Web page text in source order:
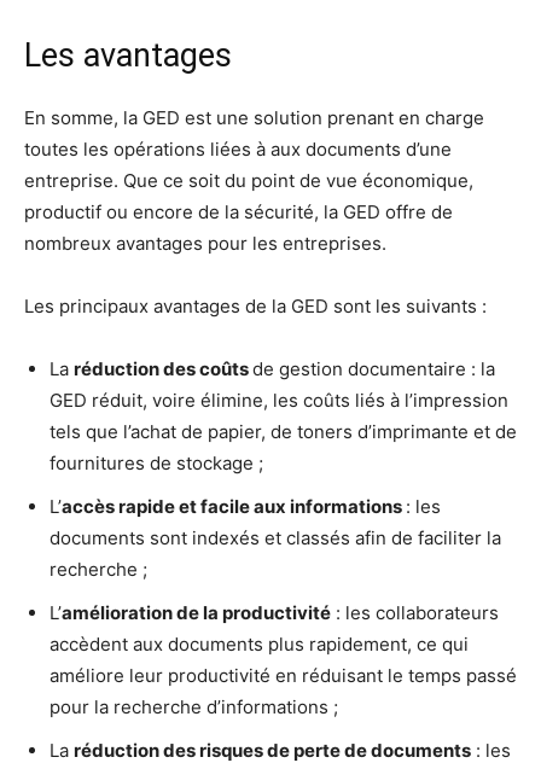
Les avantages
En somme, la GED est une solution prenant en charge
toutes les opérations liées à aux documents d’une
entreprise. Que ce soit du point de vue économique,
productif ou encore de la sécurité, la GED offre de
nombreux avantages pour les entreprises.
Les principaux avantages de la GED sont les suivants :
La réduction des coûtsde gestion documentaire : la
GED réduit, voire élimine, les coûts liés à l’impression
tels que l’achat de papier, de toners d’imprimante et de
fournitures de stockage ;
L’accès rapide et facile aux informations : les
documents sont indexés et classés afin de faciliter la
recherche ;
L’amélioration de la productivité : les collaborateurs
accèdent aux documents plus rapidement, ce qui
améliore leur productivité en réduisant le temps passé
pour la recherche d’informations ;
La réduction des risques de perte de documents : les